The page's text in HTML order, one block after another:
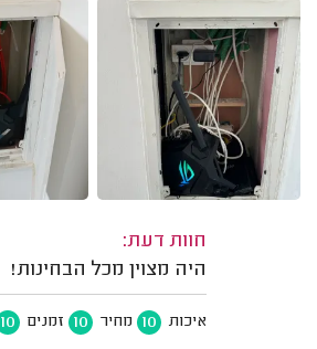
חוות דעת:
היה מצוין מכל הבחינות!
איכות 10 מחיר 10 זמנים 10